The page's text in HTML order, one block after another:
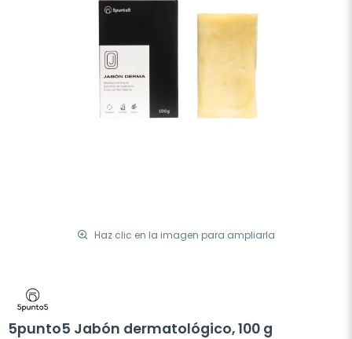
Haz clic en la imagen para ampliarla
5punto5 Jabón dermatológico, 100 g